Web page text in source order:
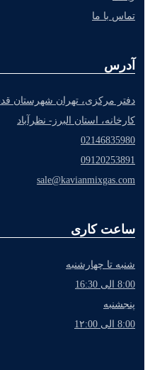
تماس با ما
آدرس
دفتر مرکزی، تهران شهرستان
کارخانه، استان البرز- نظرآباد
02146835980
09120253891
sale@kavianmixgas.com
ساعت کاری
شنبه تا چهارشنبه
8:00 الی 16:30
پنجشنبه
8:00 الی 1۲:00